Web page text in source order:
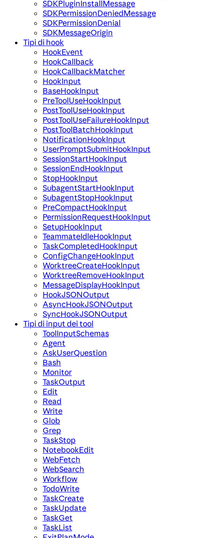
SDKPluginInstallMessage
SDKPermissionDeniedMessage
SDKPermissionDenial
SDKMessageOrigin
Tipi di hook
HookEvent
HookCallback
HookCallbackMatcher
HookInput
BaseHookInput
PreToolUseHookInput
PostToolUseHookInput
PostToolUseFailureHookInput
PostToolBatchHookInput
NotificationHookInput
UserPromptSubmitHookInput
SessionStartHookInput
SessionEndHookInput
StopHookInput
SubagentStartHookInput
SubagentStopHookInput
PreCompactHookInput
PermissionRequestHookInput
SetupHookInput
TeammateIdleHookInput
TaskCompletedHookInput
ConfigChangeHookInput
WorktreeCreateHookInput
WorktreeRemoveHookInput
MessageDisplayHookInput
HookJSONOutput
AsyncHookJSONOutput
SyncHookJSONOutput
Tipi di input dei tool
ToolInputSchemas
Agent
AskUserQuestion
Bash
Monitor
TaskOutput
Edit
Read
Write
Glob
Grep
TaskStop
NotebookEdit
WebFetch
WebSearch
Workflow
TodoWrite
TaskCreate
TaskUpdate
TaskGet
TaskList